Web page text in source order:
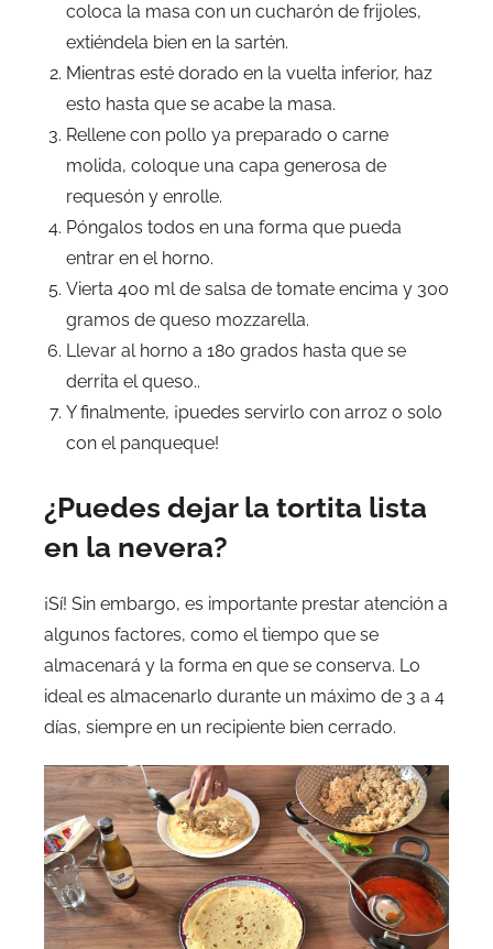
coloca la masa con un cucharón de frijoles,
extiéndela bien en la sartén.
Mientras esté dorado en la vuelta inferior, haz
esto hasta que se acabe la masa.
Rellene con pollo ya preparado o carne
molida, coloque una capa generosa de
requesón y enrolle.
Póngalos todos en una forma que pueda
entrar en el horno.
Vierta 400 ml de salsa de tomate encima y 300
gramos de queso mozzarella.
Llevar al horno a 180 grados hasta que se
derrita el queso..
Y finalmente, ¡puedes servirlo con arroz o solo
con el panqueque!
¿Puedes dejar la tortita lista
en la nevera?
¡Sí! Sin embargo, es importante prestar atención a
algunos factores, como el tiempo que se
almacenará y la forma en que se conserva. Lo
ideal es almacenarlo durante un máximo de 3 a 4
días, siempre en un recipiente bien cerrado.